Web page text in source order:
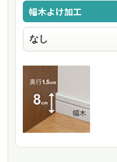
幅木よけ加工